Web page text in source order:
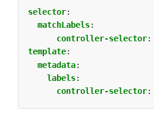
selector:
matchLabels:
controller-selector:
template:
metadata:
labels:
controller-selector: